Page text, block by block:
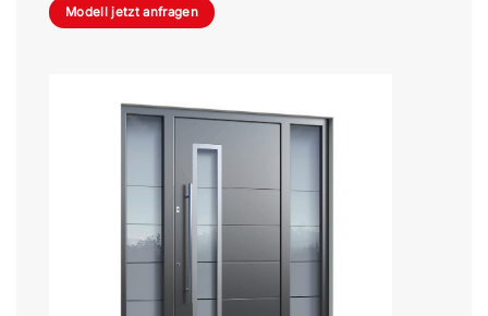
Modell jetzt anfragen